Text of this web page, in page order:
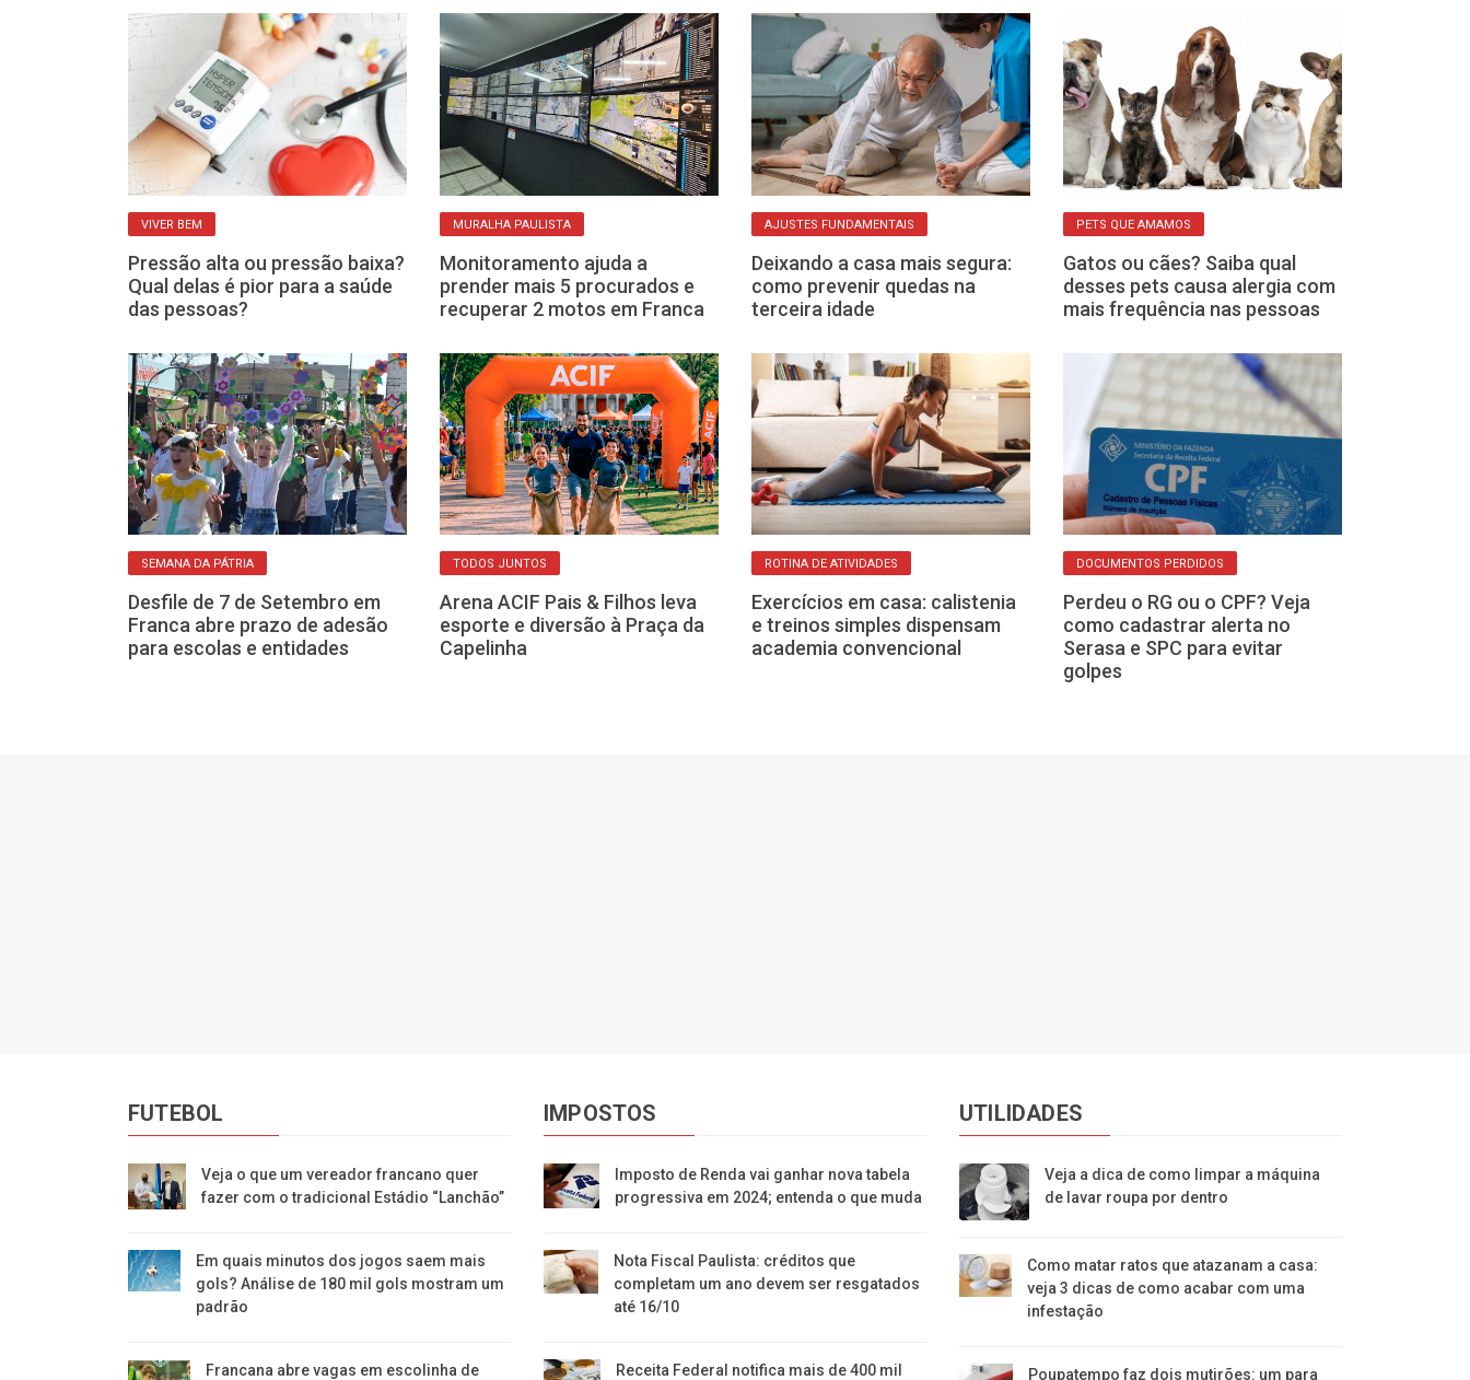
VIVER BEM
Pressão alta ou pressão baixa?
Qual delas é pior para a saúde
das pessoas?
MURALHA PAULISTA
Monitoramento ajuda a
prender mais 5 procurados e
recuperar 2 motos em Franca
AJUSTES FUNDAMENTAIS
Deixando a casa mais segura:
como prevenir quedas na
terceira idade
PETS QUE AMAMOS
Gatos ou cães? Saiba qual
desses pets causa alergia com
mais frequência nas pessoas
SEMANA DA PÁTRIA
Desfile de 7 de Setembro em
Franca abre prazo de adesão
para escolas e entidades
TODOS JUNTOS
Arena ACIF Pais & Filhos leva
esporte e diversão à Praça da
Capelinha
ROTINA DE ATIVIDADES
Exercícios em casa: calistenia
e treinos simples dispensam
academia convencional
DOCUMENTOS PERDIDOS
Perdeu o RG ou o CPF? Veja
como cadastrar alerta no
Serasa e SPC para evitar
golpes
FUTEBOL
Veja o que um vereador francano quer
fazer com o tradicional Estádio “Lanchão”
Em quais minutos dos jogos saem mais
gols? Análise de 180 mil gols mostram um
padrão
Francana abre vagas em escolinha de
IMPOSTOS
Imposto de Renda vai ganhar nova tabela
progressiva em 2024; entenda o que muda
Nota Fiscal Paulista: créditos que
completam um ano devem ser resgatados
até 16/10
Receita Federal notifica mais de 400 mil
UTILIDADES
Veja a dica de como limpar a máquina
de lavar roupa por dentro
Como matar ratos que atazanam a casa:
veja 3 dicas de como acabar com uma
infestação
Poupatempo faz dois mutirões: um para